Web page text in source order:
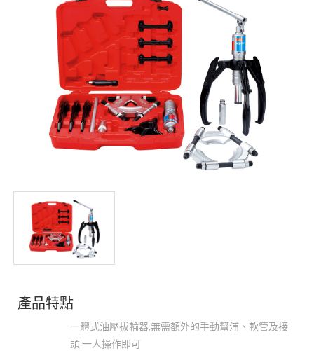
產品特點
一體式油壓拔輪器,無需額外的手動幫浦、軟管及接
頭,一人操作即可